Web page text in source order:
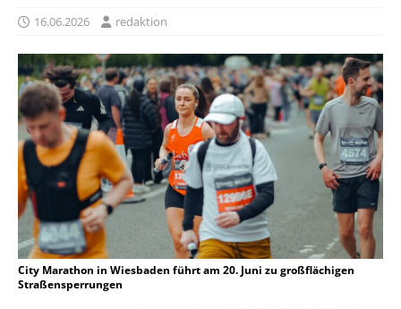
16.06.2026 redaktion
City Marathon in Wiesbaden führt am 20. Juni zu großflächigen
Straßensperrungen